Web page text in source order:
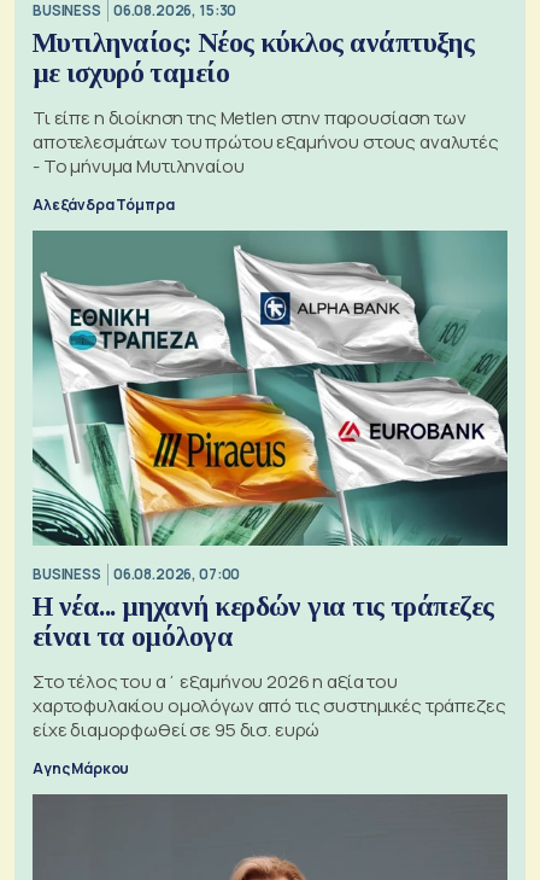
BUSINESS 06.08.2026, 15:30
Μυτιληναίος: Νέος κύκλος ανάπτυξης
με ισχυρό ταμείο
Τι είπε η διοίκηση της Metlen στην παρουσίαση των
αποτελεσμάτων του πρώτου εξαμήνου στους αναλυτές
- Το μήνυμα Μυτιληναίου
Αλεξάνδρα Τόμπρα
BUSINESS 06.08.2026, 07:00
Η νέα... μηχανή κερδών για τις τράπεζες
είναι τα ομόλογα
Στο τέλος του α΄ εξαμήνου 2026 η αξία του
χαρτοφυλακίου ομολόγων από τις συστημικές τράπεζες
είχε διαμορφωθεί σε 95 δισ. ευρώ
Αγης Μάρκου